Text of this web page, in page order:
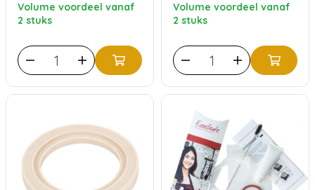
Volume voordeel vanaf
2 stuks
Volume voordeel vanaf
2 stuks